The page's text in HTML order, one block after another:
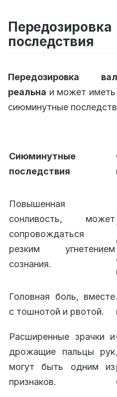
последствия
Передозировка
реальна и может иметь
сиюминутные
Сиюминутные
последствия
Повышенная
сонливость, может
сопровождаться
резким угнетением
сознания.
Головная боль, вместе
с тошнотой и рвотой.
Расширенные зрачки и
дрожащие пальцы рук
могут быть одним из
признаков.